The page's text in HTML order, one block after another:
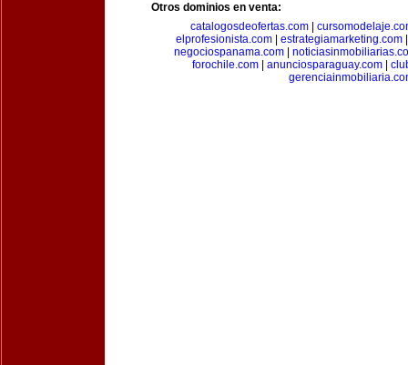
Otros dominios en venta:
catalogosdeofertas.com|
elprofesionista.com
estrategiamarketing.com
negociospanama.com
forochile.com| anunciosparaguay.com|